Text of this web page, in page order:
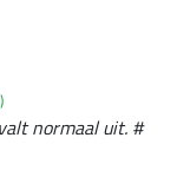
normaal uit. #